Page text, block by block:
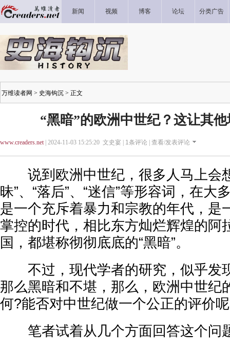
新闻 视频 博客 论坛 分类广告
万维读者网 > 史海钩沉 > 正文
“黑暗”的欧洲中世纪？这让其
www.creaders.net| 2024-11-03 15:25:20 文史宴 | 1条评论 | 查看/发表评论
说到欧洲中世纪，很多人马上会想
昧”、“落后”、“迷信”等形容词，在大
是一个充斥着暴力和宗教的年代，是
掌控的时代，相比东方灿烂辉煌的阿
国，都堪称彻彻底底的“黑暗”。
不过，现代学者的研究，似乎发
那么黑暗和不堪，那么，欧洲中世纪
何?能否对中世纪做一个公正的评价
笔者试着从几个方面回答这个问